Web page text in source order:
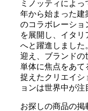
ミノッティによ
年から始まった建
のコラボレーショ
を展開し、イタ
へと躍進しました
迎え、ブランドの
単体に焦点をあて
捉えたクリエイシ
ョンは世界中が注
お探しの商品の掲